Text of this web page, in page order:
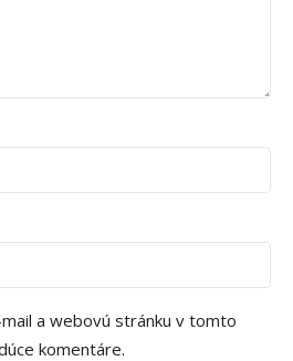
a webovú stránku v tomto
komentáre.